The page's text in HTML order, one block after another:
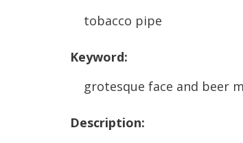
tobacco pipe
Keyword:
grotesque face and beer
Description: